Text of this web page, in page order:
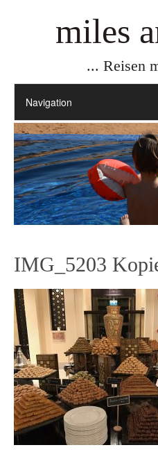
miles
... Reisen
IMG_5203